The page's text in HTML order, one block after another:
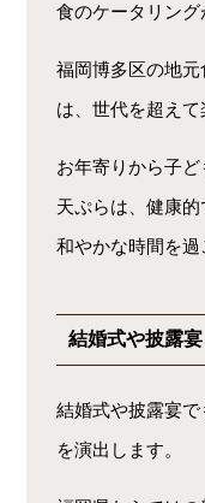
食のケータリング
福岡博多区の地
は、世代を超えて
お年寄りから子
天ぷらは、健康
和やかな時間を過
結婚式や披露宴
結婚式や披露宴
を演出します。